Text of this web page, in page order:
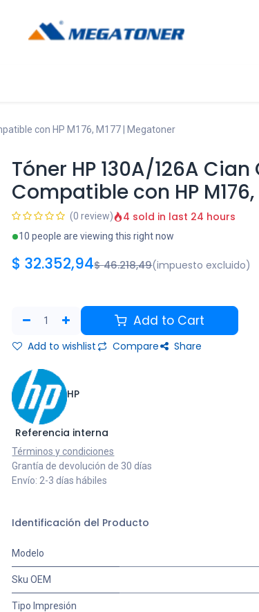
con HP M176, M177 | Megatoner
Tóner HP 130A/126A Cian
Compatible con HP
(0 review) 4 sold in last 24 hours
10 people are viewing this right now
$ 32.352,94$46.218,49(impuesto excluido)
Add to Cart
Add to wishlist Compare Share
HP
Referencia interna
Términos y condiciones
Grantía de devolución de 30 días
Envío: 2-3 días hábiles
Identificación del Producto
Modelo
Sku OEM
Tipo Impresión